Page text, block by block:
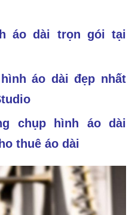
áo dài trọn gói tại
áo dài đẹp nhất
chụp hình áo dài
thuê áo dài